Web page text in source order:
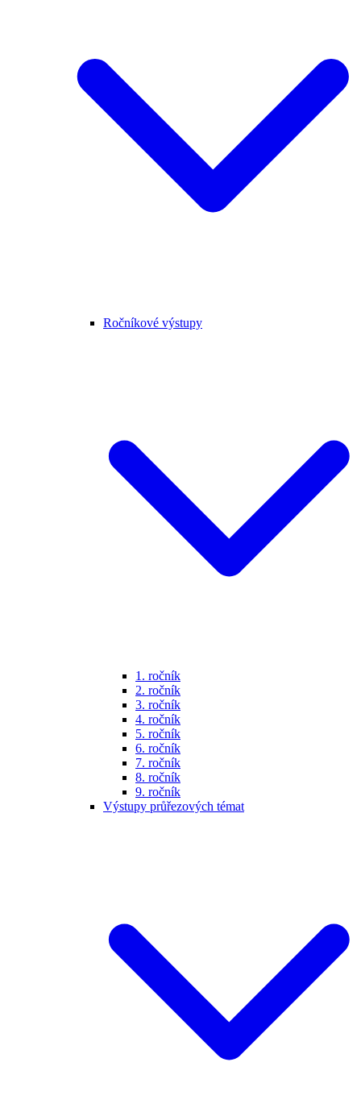
Ročníkové výstupy
1. ročník
2. ročník
3. ročník
4. ročník
5. ročník
6. ročník
7. ročník
8. ročník
9. ročník
Výstupy průřezových témat